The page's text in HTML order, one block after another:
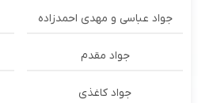
جواد عباسی و مهدی احمدزاده
جواد مقدم
جواد کاغذی